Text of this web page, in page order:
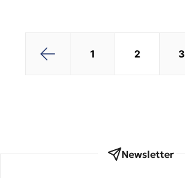
2 3
Newsletter